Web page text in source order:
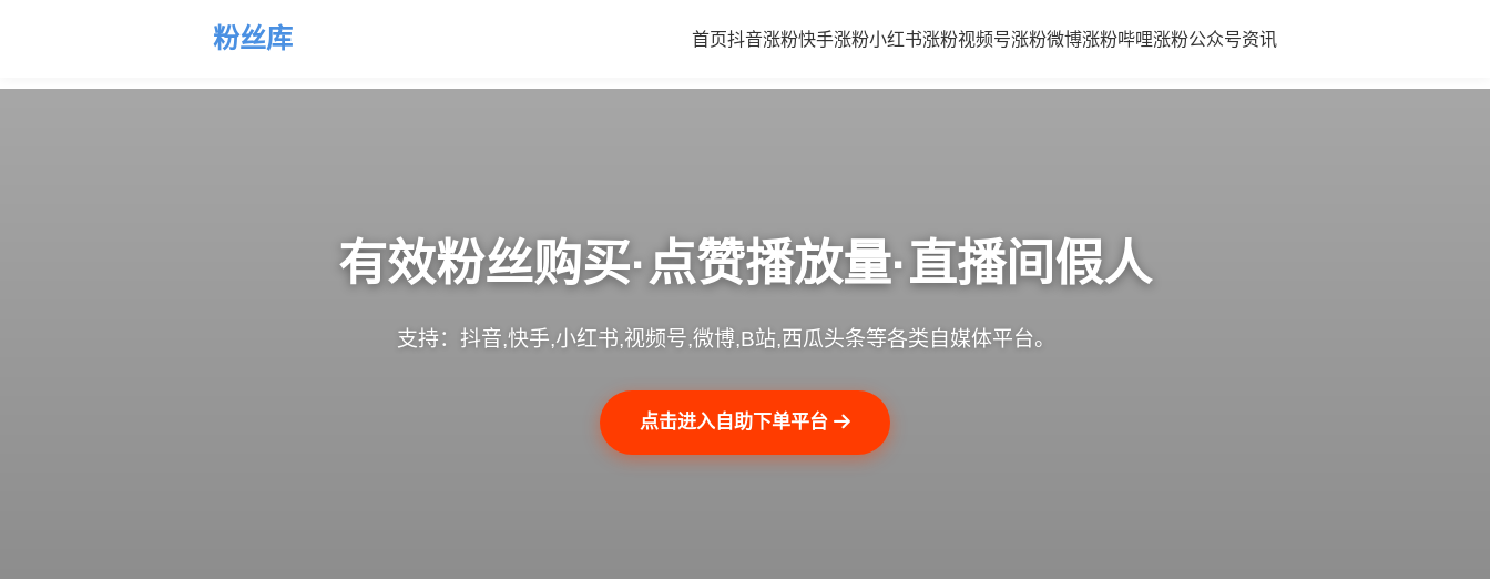
粉丝库 首页抖音涨粉快手涨粉小红书涨粉视频号涨粉微博涨粉哔哩涨粉公众号资讯
有效粉丝购买·点赞播放量·直播间假人
支持：抖音,快手,小红书,视频号,微博,B站,西瓜头条等各类自媒体平台。
点击进入自助下单平台